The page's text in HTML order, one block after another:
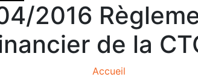
2016
de la
Accueil